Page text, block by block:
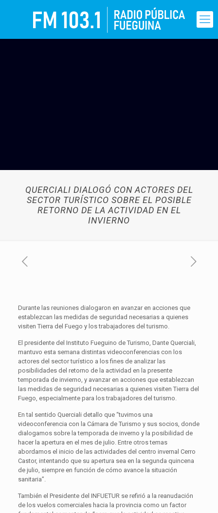
QUERCIALI DIALOGÓ CON ACTORES DEL
SECTOR TURÍSTICO SOBRE EL POSIBLE
RETORNO DE LA ACTIVIDAD EN EL
INVIERNO
Durante las reuniones dialogaron en avanzar en acciones que
establezcan las medidas de seguridad necesarias a quienes
visiten Tierra del Fuego y los trabajadores del turismo.
El presidente del Instituto Fueguino de Turismo, Dante Querciali,
mantuvo esta semana distintas videoconferencias con los
actores del sector turístico a los fines de analizar las
posibilidades del retorno de la actividad en la presente
temporada de invierno, y avanzar en acciones que establezcan
las medidas de seguridad necesarias a quienes visiten Tierra del
Fuego, especialmente para los trabajadores del turismo.
En tal sentido Querciali detallo que “tuvimos una
videoconferencia con la Cámara de Turismo y sus socios, donde
dialogamos sobre la temporada de inverno y la posibilidad de
hacer la apertura en el mes de julio. Entre otros temas
abordamos el inicio de las actividades del centro invernal Cerro
Castor, intentando que su apertura sea en la segunda quincena
de julio, siempre en función de cómo avance la situación
sanitaria”.
También el Presidente del INFUETUR se refirió a la reanudación
de los vuelos comerciales hacia la provincia como un factor